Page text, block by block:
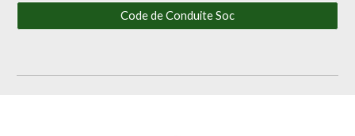
Code de Conduite Soc